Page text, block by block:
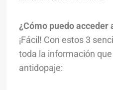
¿Cómo puedo acceder
¡Fácil! Con estos 3
toda la información
antidopaje: